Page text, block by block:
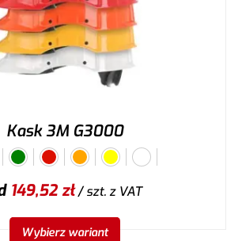
Kask 3M G3000
149,52zł/ szt.z VAT
Wybierz wariant